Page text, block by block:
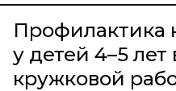
Профилактика
у детей 4–5 лет
кружковой